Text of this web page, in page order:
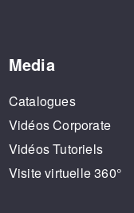
Media
Catalogues
Vidéos Corporate
Vidéos Tutoriels
Visite virtuelle 360°